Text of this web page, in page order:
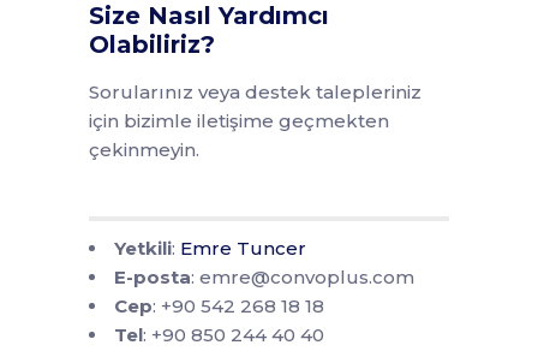
Size Nasıl Yardımcı
Olabiliriz?
Sorularınız veya destek talepleriniz
için bizimle iletişime geçmekten
çekinmeyin.
Yetkili: Emre Tuncer
E-posta: emre@convoplus.com
Cep: +90 542 268 18 18
Tel: +90 850 244 40 40